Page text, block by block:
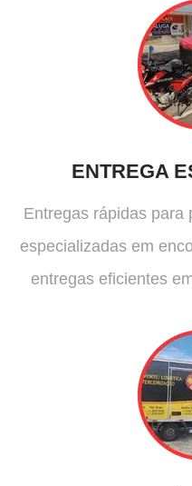
ENTREGA
Entregas rápidas para
especializadas em
entregas eficientes